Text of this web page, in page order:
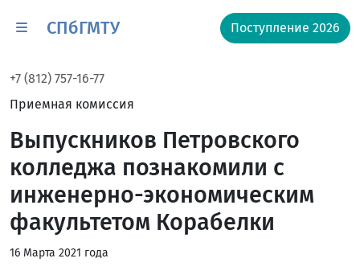
СПбГМТУ Поступление 2026
+7 (812) 757-16-77
Приемная комиссия
Выпускников Петровского
колледжа познакомили с
инженерно-экономическим
факультетом Корабелки
16 Марта 2021 года